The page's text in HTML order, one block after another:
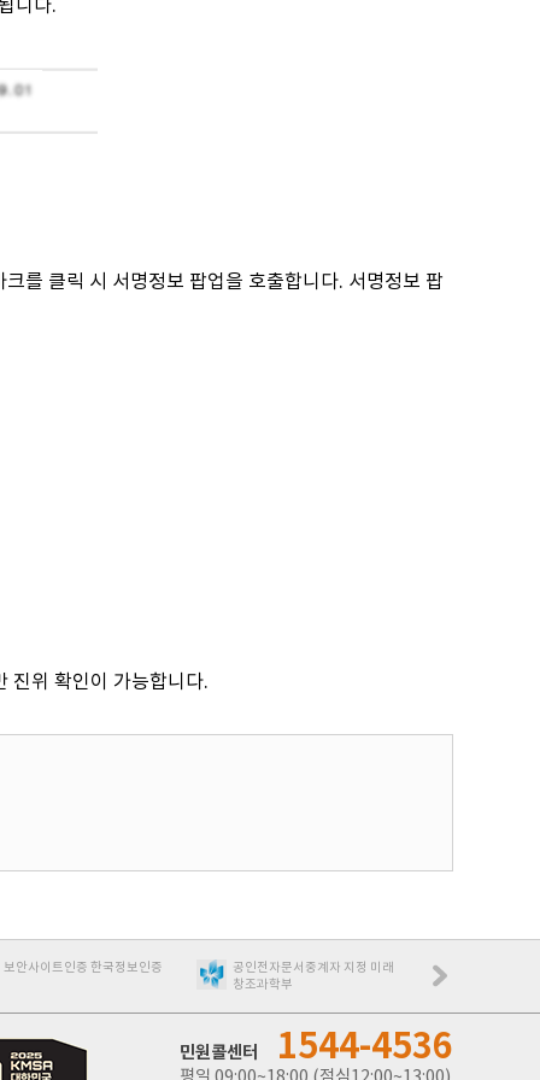
를 클릭 시 서명정보 팝업을 호출합니다. 서명정보 팝
진위 확인이 가능합니다.
공인전자문서중계자 지정 미래
이노비즈 기술혁신형 중소기
업
민원콜센터 1544-4536